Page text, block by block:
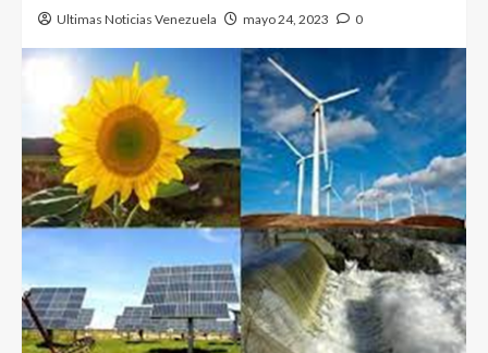
Ultimas Noticias Venezuela mayo 24, 2023 0